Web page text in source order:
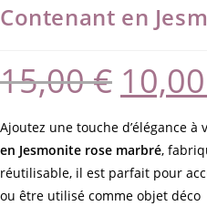
Contenant en
15,00€ 10,00
Ajoutez une touche d’élégance
en Jesmonite rose marbré,
réutilisable, il est parfait pour
ou être utilisé comme objet déco